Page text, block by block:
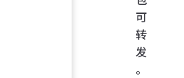
可
转
发
。